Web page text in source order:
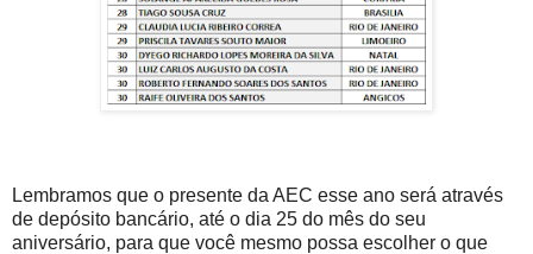
Lembramos que o presente da AEC esse ano será através
de depósito bancário, até o dia 25 do mês do seu
aniversário, para que você mesmo possa escolher o que